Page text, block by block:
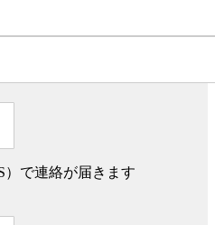
で連絡が届きます